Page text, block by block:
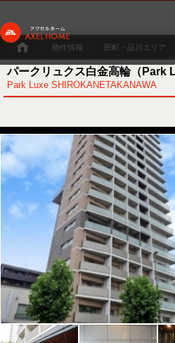
物件情報 田町・品川エリア
パークリュクス白金高輪（Park
Park Luxe SHIROKANETAKANAWA